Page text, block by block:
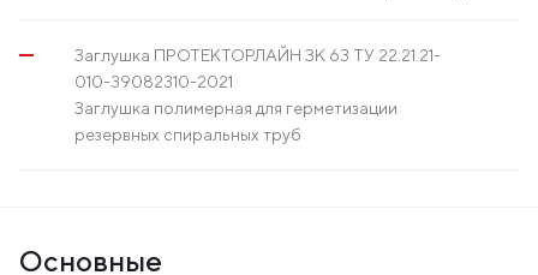
Заглушка ПРОТЕКТОРЛАЙН ЗК 63 ТУ 22.21.21-
010-39082310-2021
Заглушка полимерная для герметизации
резервных спиральных труб
Основные